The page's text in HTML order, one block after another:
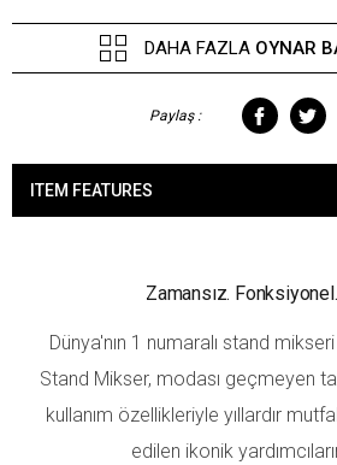
DAHA FAZLA OYNAR
Paylaş :
ITEM FEATURES
Zamansız.
Dünya'nın 1 numaralı stand
Stand Mikser, modası geçmeyen
kullanım özellikleriyle yıllardır
edilen ikonik